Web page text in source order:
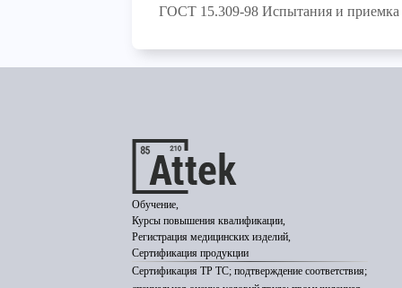
ГОСТ 15.309-98 Испытания и
Обучение,
Курсы повышения квалификации,
Регистрация медицинских изделий,
Сертификация продукции
Сертификация ТР ТС; подтверждение соответствия;